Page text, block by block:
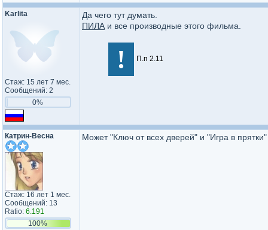
Karlita
Стаж: 15 лет 7 мес.
Сообщений: 2
0%
Да чего тут думать.
ПИЛА и все производные этого фильма.
! П.п 2.11
Катрин-Весна
Стаж: 16 лет 1 мес.
Сообщений: 13
Ratio: 6.191
100%
Может "Ключ от всех дверей" и "Игра в